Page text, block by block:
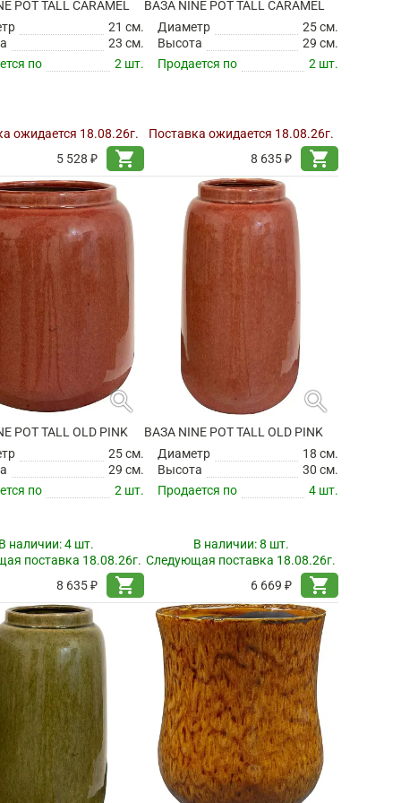
POT TALL CARAMEL
21 см.
23 см.
по
2 шт.
ожидается 18.08.26г.
5 528 ₽
shopping_cart
ВАЗА NINE POT TALL CARAMEL
Диаметр
25 см.
Высота
29 см.
Продается по
2 шт.
Поставка ожидается 18.08.26г.
8 635 ₽
shopping_cart
search
POT TALL OLD PINK
25 см.
29 см.
по
2 шт.
наличии:4 шт.
поставка 18.08.26г.
8 635 ₽
shopping_cart
search
ВАЗА NINE POT TALL OLD PINK
Диаметр
18 см.
Высота
30 см.
Продается по
4 шт.
В наличии:8 шт.
Следующая поставка 18.08.26г.
6 669 ₽
shopping_cart